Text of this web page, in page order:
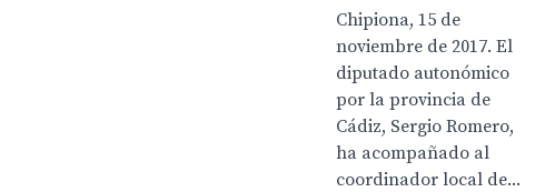
Chipiona, 15 de
noviembre de 2017. El
diputado autonómico
por la provincia de
Cádiz, Sergio Romero,
ha acompañado al
coordinador local de...